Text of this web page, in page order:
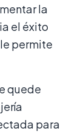
la
el éxito
permite
quede
para